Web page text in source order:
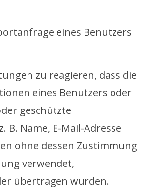
eines Benutzers
zu reagieren, dass die
eines Benutzers oder
geschützte
B. Name, E-Mail-Adresse
ohne dessen Zustimmung
verwendet,
übertragen wurden.